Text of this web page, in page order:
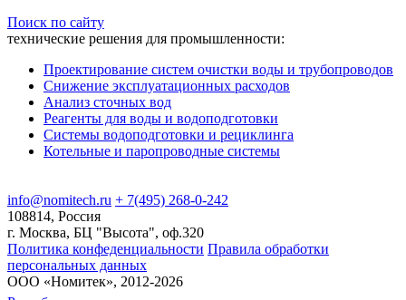
Поиск по сайту
технические решения для промышленности:
Проектирование систем очистки воды и трубопроводов
Снижение эксплуатационных расходов
Анализ сточных вод
Реагенты для воды и водоподготовки
Системы водоподготовки и рециклинга
Котельные и паропроводные системы
info@nomitech.ru + 7(495) 268-0-242
108814, Россия
г. Москва, БЦ "Высота", оф.320
Политика конфеденциальности Правила обработки
персональных данных
ООО «Номитек», 2012-2026